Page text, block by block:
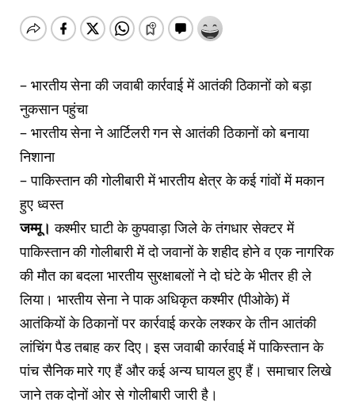
– भारतीय सेना की जवाबी कार्रवाई में आतंकी ठिकानों को बड़ा
नुकसान पहुंचा
– भारतीय सेना ने आर्टिलरी गन से आतंकी ठिकानों को बनाया
निशाना
– पाकिस्तान की गोलीबारी में भारतीय क्षेत्र के कई गांवों में मकान
हुए ध्वस्त
जम्मू। कश्मीर घाटी के कुपवाड़ा जिले के तंगधार सेक्टर में
पाकिस्तान की गोलीबारी में दो जवानों के शहीद होने व एक नागरिक
की मौत का बदला भारतीय सुरक्षाबलों ने दो घंटे के भीतर ही ले
लिया। भारतीय सेना ने पाक अधिकृत कश्मीर (पीओके) में
आतंकियों के ठिकानों पर कार्रवाई करके लश्कर के तीन आतंकी
लांचिंग पैड तबाह कर दिए। इस जवाबी कार्रवाई में पाकिस्तान के
पांच सैनिक मारे गए हैं और कई अन्य घायल हुए हैं। समाचार लिखे
जाने तक दोनों ओर से गोलीबारी जारी है।